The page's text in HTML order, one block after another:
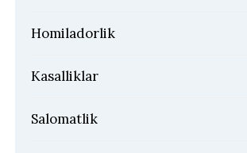
Homiladorlik
Kasalliklar
Salomatlik